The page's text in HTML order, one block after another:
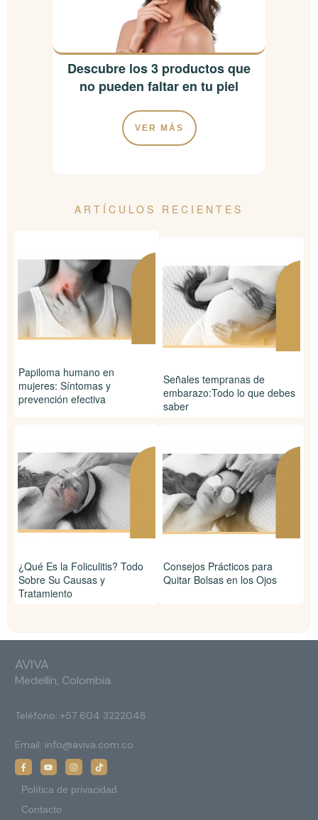
Descubre los 3 productos que
no pueden faltar en tu piel
VER MÁS
ARTÍCULOS RECIENTES
Papiloma humano en
mujeres: Síntomas y
prevención efectiva
Señales tempranas de
embarazo:Todo lo que debes
saber
¿Qué Es la Foliculitis? Todo
Sobre Su Causas y
Tratamiento
Consejos Prácticos para
Quitar Bolsas en los Ojos
AVIVA
Medellín, Colombia.
Teléfono: +57 604 3222048
Email: info@aviva.com.co
Política de privacidad
Contacto